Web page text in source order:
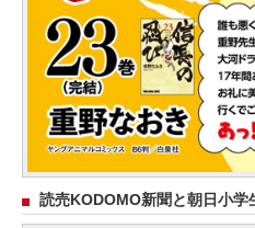
読売KODOMO新聞と朝日小学